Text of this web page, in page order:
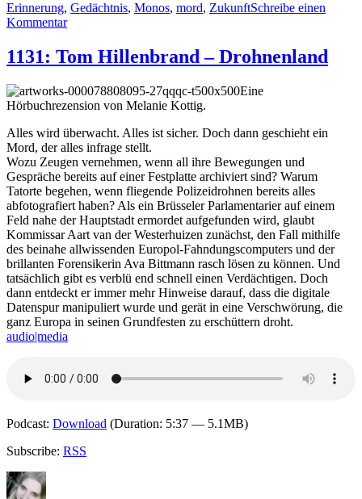
Erinnerung, Gedächtnis, Monos, mord, ZukunftSchreibe einen
Kommentarzu
Felicia
Yap
Memory
Game
1131: Tom Hillenbrand – Drohnenland
Eine
Hörbuchrezension von Melanie Kottig.
Alles wird überwacht. Alles ist sicher. Doch dann geschieht ein
Mord, der alles infrage stellt.
Wozu Zeugen vernehmen, wenn all ihre Bewegungen und
Gespräche bereits auf einer Festplatte archiviert sind? Warum
Tatorte begehen, wenn fliegende Polizeidrohnen bereits alles
abfotografiert haben? Als ein Brüsseler Parlamentarier auf einem
Feld nahe der Hauptstadt ermordet aufgefunden wird, glaubt
Kommissar Aart van der Westerhuizen zunächst, den Fall mithilfe
des beinahe allwissenden Europol-Fahndungscomputers und der
brillanten Forensikerin Ava Bittmann rasch lösen zu können. Und
tatsächlich gibt es verblü end schnell einen Verdächtigen. Doch
dann entdeckt er immer mehr Hinweise darauf, dass die digitale
Datenspur manipuliert wurde und gerät in eine Verschwörung, die
ganz Europa in seinen Grundfesten zu erschüttern droht.
audio|media
Podcast: Download (Duration: 5:37 — 5.1MB)
Subscribe: RSS
Autor